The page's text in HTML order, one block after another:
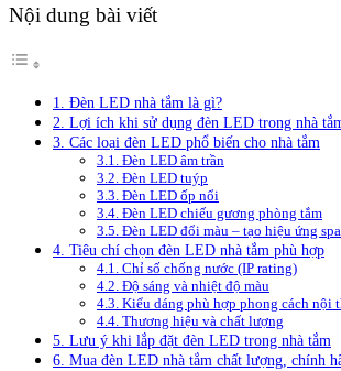
Nội dung bài viết
1. Đèn LED nhà tắm là gì?
2. Lợi ích khi sử dụng đèn LED trong nhà
3. Các loại đèn LED phổ biến cho nhà tắm
3.1. Đèn LED âm trần
3.2. Đèn LED tuýp
3.3. Đèn LED ốp nổi
3.4. Đèn LED chiếu gương phòng tắm
3.5. Đèn LED đổi màu – tạo hiệu ứng spa
4. Tiêu chí chọn đèn LED nhà tắm phù hợp
4.1. Chỉ số chống nước (IP rating)
4.2. Độ sáng và nhiệt độ màu
4.3. Kiểu dáng phù hợp phong cách nội
4.4. Thương hiệu và chất lượng
5. Lưu ý khi lắp đặt đèn LED trong nhà tắm
6. Mua đèn LED nhà tắm chất lượng, chính